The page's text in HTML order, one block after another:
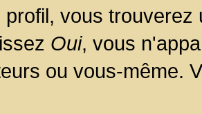
profil, vous
Oui, vous
ou vous-même.